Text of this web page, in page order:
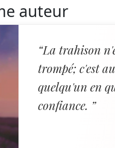
auteur
“La trahison
trompé; c'est
quelqu'un en
confiance. ”